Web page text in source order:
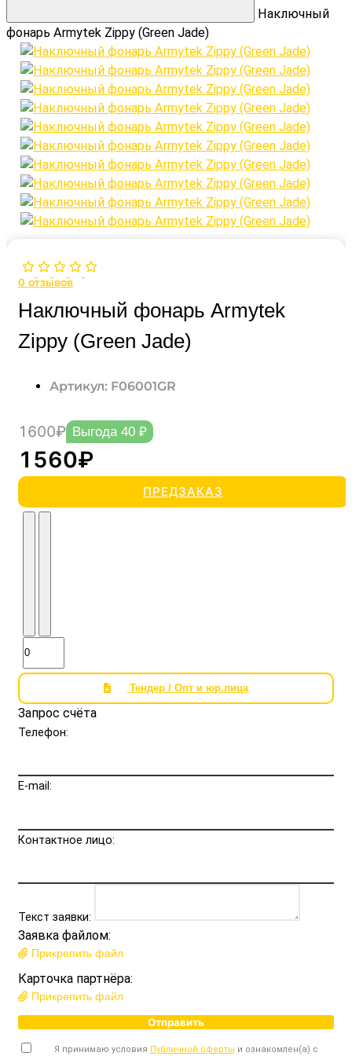
Наключный
фонарь Armytek Zippy (Green Jade)
0 отзывов
Наключный фонарь Armytek
Zippy (Green Jade)
Артикул: F06001GR
1600₽ Выгода 40 ₽
1560₽
ПРЕДЗАКАЗ
Тендер / Опт и юр.лица
Запрос счёта
Телефон:
E-mail:
Контактное лицо:
Текст заявки:
Заявка файлом:
Прикрепить файл
Карточка партнёра:
Прикрепить файл
Отправить
Я принимаю условия Публичной оферты и ознакомлен(а) с